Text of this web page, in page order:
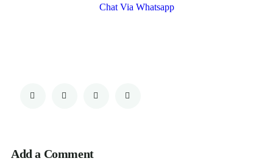
Chat Via Whatsapp
Add a Comment